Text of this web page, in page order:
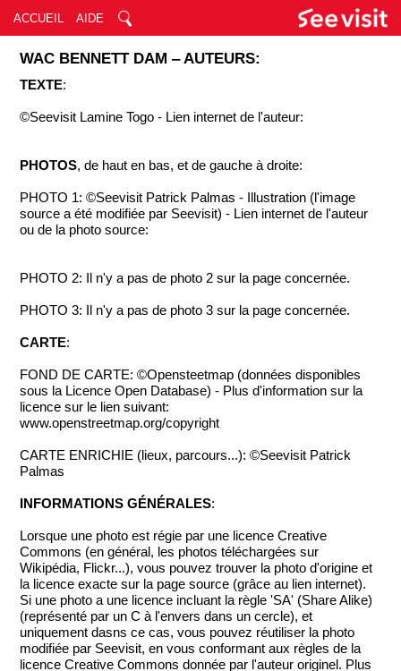
ACCUEIL AIDE
WAC BENNETT DAM ‒ AUTEURS:
TEXTE:
©Seevisit Lamine Togo - Lien internet de l'auteur:
PHOTOS, de haut en bas, et de gauche à droite:
PHOTO 1: ©Seevisit Patrick Palmas - Illustration (l'image
source a été modifiée par Seevisit) - Lien internet de l'auteur
ou de la photo source:
PHOTO 2: Il n'y a pas de photo 2 sur la page concernée.
PHOTO 3: Il n'y a pas de photo 3 sur la page concernée.
CARTE:
FOND DE CARTE: ©Opensteetmap (données disponibles
sous la Licence Open Database) - Plus d'information sur la
licence sur le lien suivant:
www.openstreetmap.org/copyright
CARTE ENRICHIE (lieux, parcours...): ©Seevisit Patrick
Palmas
INFORMATIONS GÉNÉRALES:
Lorsque une photo est régie par une licence Creative
Commons (en général, les photos téléchargées sur
Wikipédia, Flickr...), vous pouvez trouver la photo d'origine et
la licence exacte sur la page source (grâce au lien internet).
Si une photo a une licence incluant la règle 'SA' (Share Alike)
(représenté par un C à l'envers dans un cercle), et
uniquement dasns ce cas, vous pouvez réutiliser la photo
modifiée par Seevisit, en vous conformant aux règles de la
licence Creative Commons donnée par l'auteur originel. Plus